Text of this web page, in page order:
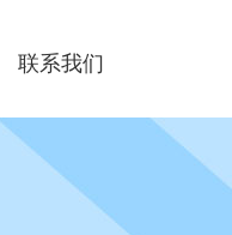
联系我们